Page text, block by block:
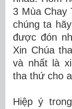
3 Mùa Chay
chúng ta
được đón
Xin Chúa
và nhất là
tha thứ cho
Hiệp ý